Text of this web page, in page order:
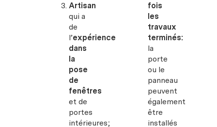
Artisan
qui a
de
l’expérience
dans
la
pose
de
fenêtres
et de
portes
intérieures;
fois
les
travaux
terminés:
la
porte
ou le
panneau
peuvent
également
être
installés